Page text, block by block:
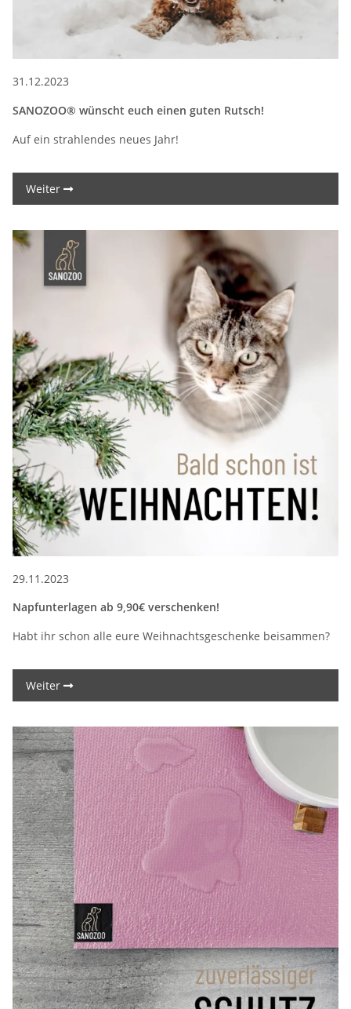
31.12.2023
SANOZOO® wünscht euch einen guten Rutsch!
Auf ein strahlendes neues Jahr!
Weiter
29.11.2023
Napfunterlagen ab 9,90€ verschenken!
Habt ihr schon alle eure Weihnachtsgeschenke beisammen?
Weiter